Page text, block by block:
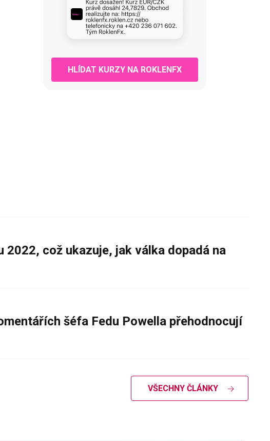
HLÍDAT KURZY NA ROKLENFX
2022, což ukazuje, jak válka dopadá na
šéfa Fedu Powella přehodnocují
VŠECHNY ČLÁNKY